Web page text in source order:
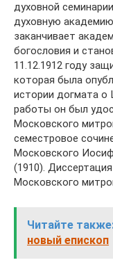
духовной
духовную
заканчивает
богословия и
11.12.1912 году
которая была
истории догмата о
работы он был
Московского
семестровое
Московского
(1910).
Московского
Читайте
новый епископ